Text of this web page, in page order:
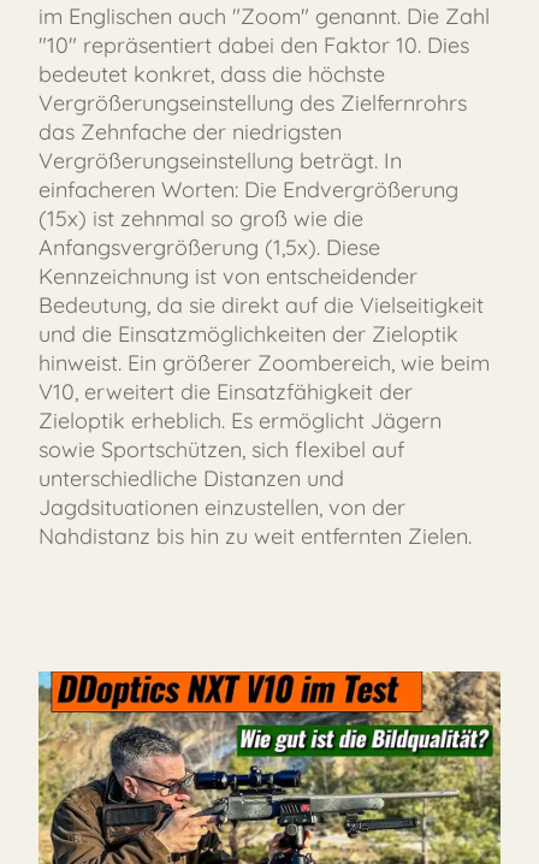
im Englischen auch "Zoom" genannt. Die Zahl
"10" repräsentiert dabei den Faktor 10. Dies
bedeutet konkret, dass die höchste
Vergrößerungseinstellung des Zielfernrohrs
das Zehnfache der niedrigsten
Vergrößerungseinstellung beträgt. In
einfacheren Worten: Die Endvergrößerung
(15x) ist zehnmal so groß wie die
Anfangsvergrößerung (1,5x). Diese
Kennzeichnung ist von entscheidender
Bedeutung, da sie direkt auf die Vielseitigkeit
und die Einsatzmöglichkeiten der Zieloptik
hinweist. Ein größerer Zoombereich, wie beim
V10, erweitert die Einsatzfähigkeit der
Zieloptik erheblich. Es ermöglicht Jägern
sowie Sportschützen, sich flexibel auf
unterschiedliche Distanzen und
Jagdsituationen einzustellen, von der
Nahdistanz bis hin zu weit entfernten Zielen.